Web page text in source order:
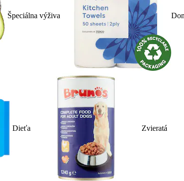
Špeciálna výživa
Dieťa Zvieratá